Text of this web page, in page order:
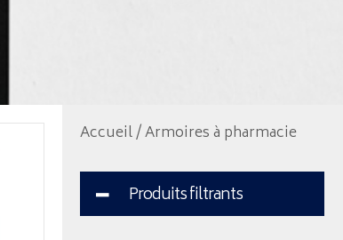
Accueil/ Armoires à pharmacie
Produits filtrants